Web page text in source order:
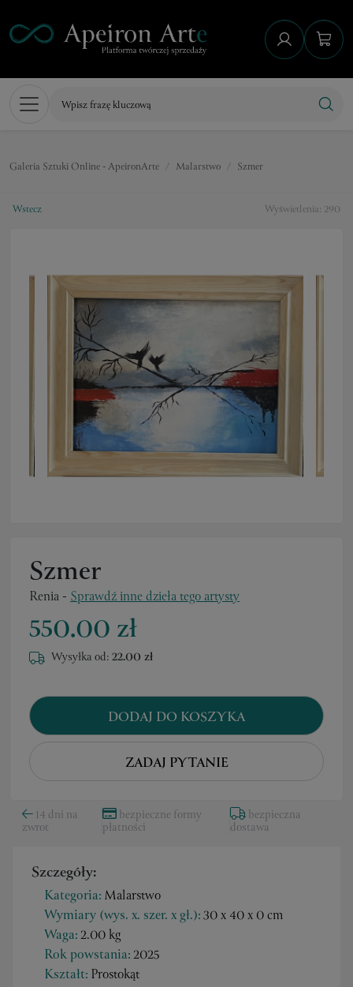
Galeria Sztuki Online - ApeironArte Malarstwo Szmer
Wyświetlenia: 290
Wstecz
Szmer
Renia- Sprawdź inne dzieła tego artysty
550.00 zł
Wysyłka od:22.00 zł
DODAJ DO KOSZYKA
ZADAJ PYTANIE
14 dni na
zwrot
bezpieczne formy
płatności
bezpieczna
dostawa
Szczegóły:
Kategoria: Malarstwo
Wymiary (wys. x. szer. x gł.):30 x 40 x 0 cm
Waga:2.00 kg
Rok powstania:2025
Kształt: Prostokąt